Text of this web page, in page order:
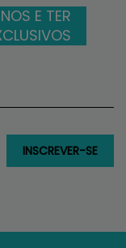
E TER